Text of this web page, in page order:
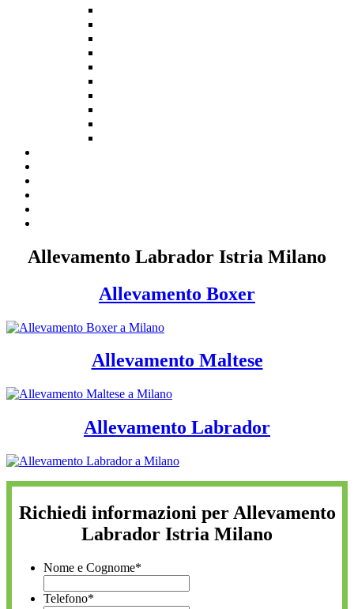
Allevamento Labrador Istria Milano
Allevamento Boxer
Allevamento Maltese
Allevamento Labrador
Richiedi informazioni per Allevamento
Labrador Istria Milano
Nome e Cognome*
Telefono*